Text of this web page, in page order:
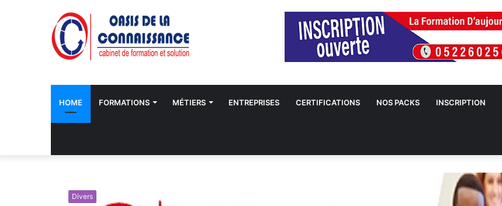
HOME FORMATIONS MÉTIERS ENTREPRISES CERTIFICATIONS NOS PACKS INSCRIPTION
Divers